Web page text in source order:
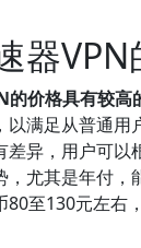
器
的价格具有较高
以满足从普通用
差异，用户可以
，尤其是年付，
80至130元左右